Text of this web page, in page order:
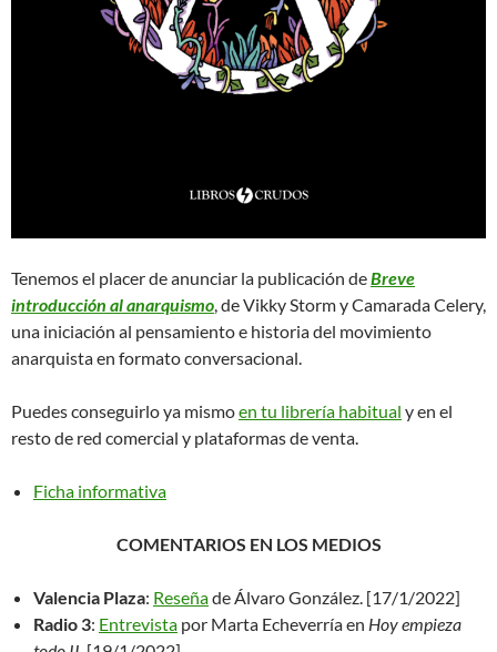
Tenemos el placer de anunciar la publicación deBreve
introducción al anarquismo, de Vikky Storm y Camarada Celery,
una iniciación al pensamiento e historia del movimiento
anarquista en formato conversacional.
Puedes conseguirlo ya mismoen tu librería habitual y en el
resto de red comercial y plataformas de venta.
Ficha informativa
COMENTARIOS EN LOS MEDIOS
Valencia Plaza: Reseñade Álvaro González. [17/1/2022]
Radio 3: Entrevista por Marta Echeverría en Hoy empieza